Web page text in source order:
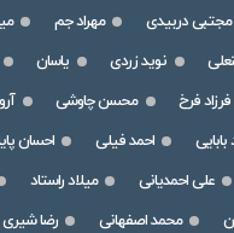
مجتبی دربیدی مهراد جم
نوید زردی یاسان
فرزاد فرخ محسن چاوشی
بابایی احمد فیلی احسان
علی احمدیانی میلاد راستاد
محمد اصفهانی رضا شیری